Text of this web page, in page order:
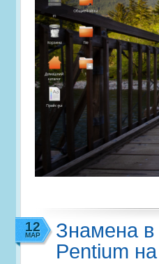
Знамена в
Pentium
12
МАР